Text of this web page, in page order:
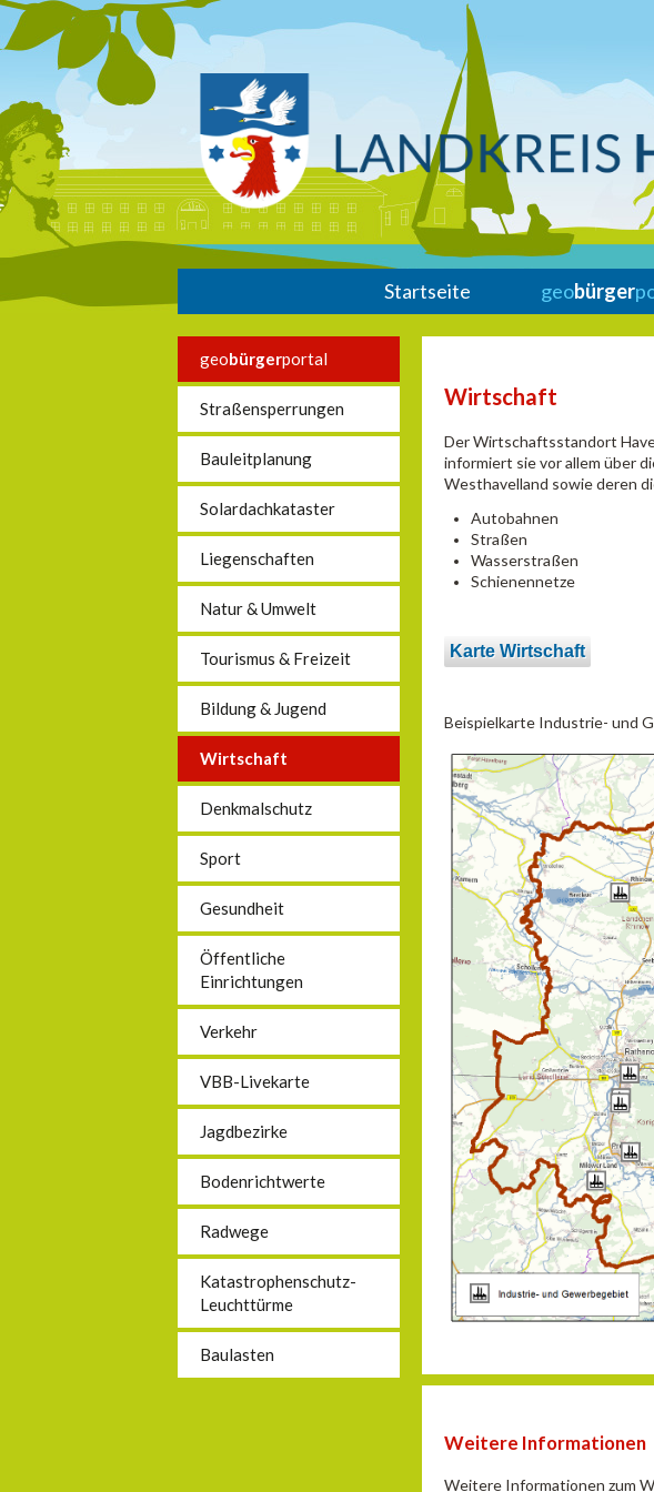
Startseite geobürger
geobürgerportal
Straßensperrungen
Bauleitplanung
Solardachkataster
Liegenschaften
Natur & Umwelt
Tourismus & Freizeit
Bildung & Jugend
Wirtschaft
Denkmalschutz
Sport
Gesundheit
Öffentliche
Einrichtungen
Verkehr
VBB-Livekarte
Jagdbezirke
Bodenrichtwerte
Radwege
Katastrophenschutz-
Leuchttürme
Baulasten
Wirtschaft
Der Wirtschaftsstandort
informiert sie vor allem über
Westhavelland sowie deren
Autobahnen
Straßen
Wasserstraßen
Schienennetze
Karte Wirtschaft
Beispielkarte Industrie- und
Weitere Informationen
Weitere Informationen zum